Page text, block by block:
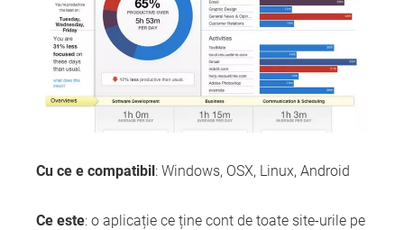
Cu ce e compatibil: Windows, OSX, Linux, Android
Ce este: o aplicație ce ține cont de toate site-urile pe